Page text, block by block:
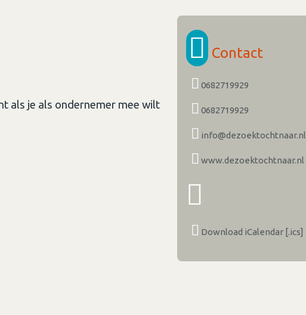
als je als ondernemer mee wilt
Contact
0682719929
0682719929
info@dezoektochtnaar.nl
www.dezoektochtnaar.nl
Download iCalendar [.ics]